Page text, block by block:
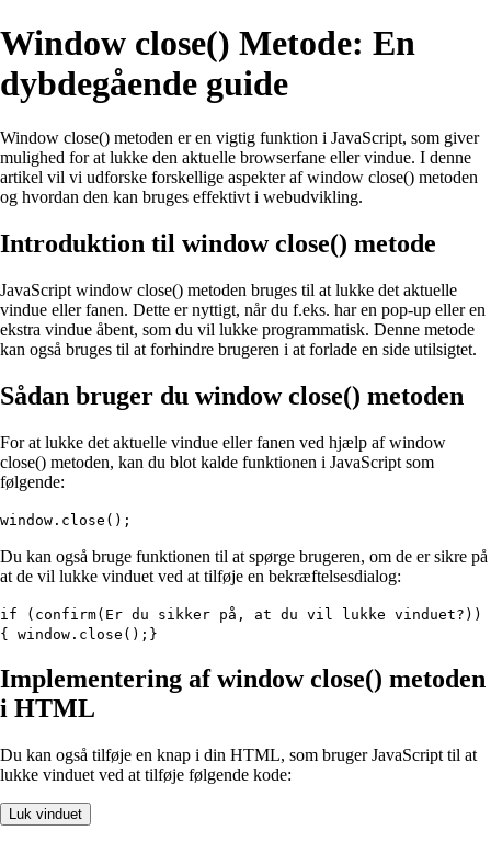
Window close() Metode: En
dybdegående guide
Window close() metoden er en vigtig funktion i JavaScript, som giver
mulighed for at lukke den aktuelle browserfane eller vindue. I denne
artikel vil vi udforske forskellige aspekter af window close() metoden
og hvordan den kan bruges effektivt i webudvikling.
Introduktion til window close() metode
JavaScript window close() metoden bruges til at lukke det aktuelle
vindue eller fanen. Dette er nyttigt, når du f.eks. har en pop-up eller en
ekstra vindue åbent, som du vil lukke programmatisk. Denne metode
kan også bruges til at forhindre brugeren i at forlade en side utilsigtet.
Sådan bruger du window close() metoden
For at lukke det aktuelle vindue eller fanen ved hjælp af window
close() metoden, kan du blot kalde funktionen i JavaScript som
følgende:
window.close();
Du kan også bruge funktionen til at spørge brugeren, om de er sikre på
at de vil lukke vinduet ved at tilføje en bekræftelsesdialog:
if (confirm(Er du sikker på, at du vil lukke vinduet?))
{ window.close();}
Implementering af window close() metoden
i HTML
Du kan også tilføje en knap i din HTML, som bruger JavaScript til at
lukke vinduet ved at tilføje følgende kode:
Luk vinduet